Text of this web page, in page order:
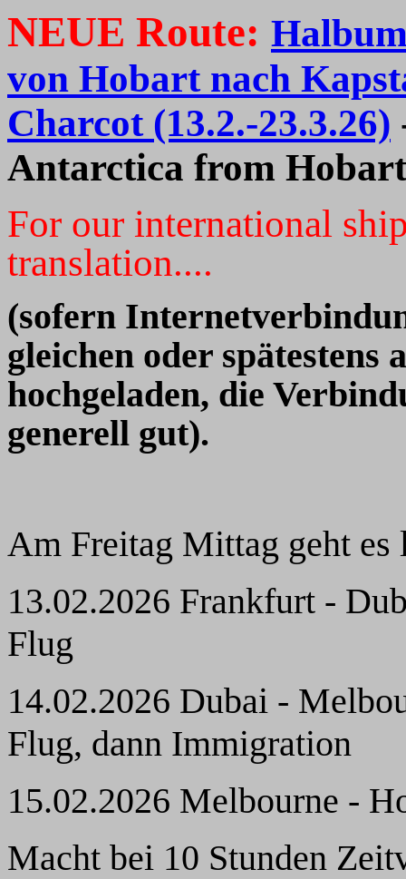
NEUE Route:
von Hobart nach
Charcot (13.2.-23.3.26)
Antarctica from
For our international
translation....
(sofern
gleichen oder spätestens
hochgeladen, die
generell gut).
Am Freitag Mittag geht es
13.02.2026 Frankfurt -
Flug
14.02.2026 Dubai -
Flug, dann Immigration
15.02.2026 Melbourne -
Macht bei 10 Stunden